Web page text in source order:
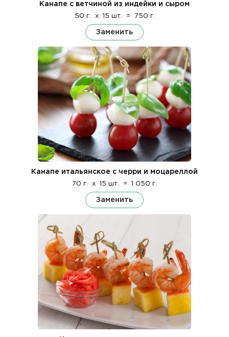
Канапе с ветчиной из индейки и сыром
50 г. x 15 шт. = 750 г.
Заменить
Канапе итальянское с черри и моцареллой
70 г. x 15 шт. = 1 050 г.
Заменить